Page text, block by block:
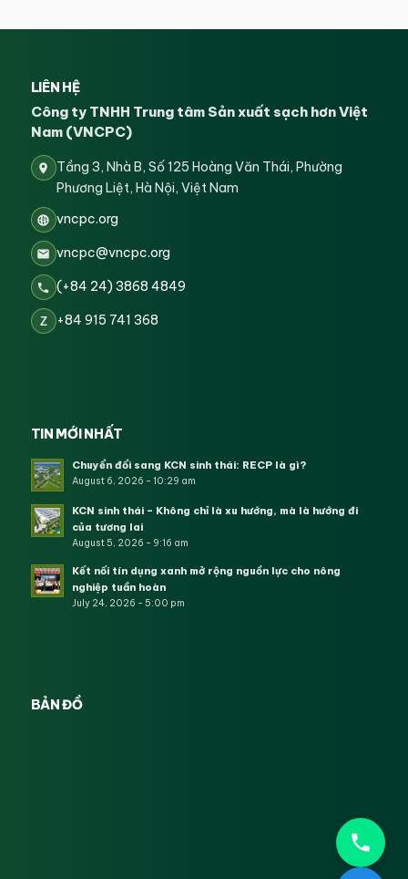
LIÊN HỆ
Công ty TNHH Trung tâm Sản xuất sạch hơn Việt
Nam (VNCPC)
Tầng 3, Nhà B, Số 125 Hoàng Văn Thái, Phường
Phương Liệt, Hà Nội, Việt Nam
vncpc.org
vncpc@vncpc.org
(+84 24) 3868 4849
Z +84 915 741 368
TIN MỚI NHẤT
Chuyển đổi sang KCN sinh thái: RECP là gì?
August 6, 2026 - 10:29 am
KCN sinh thái – Không chỉ là xu hướng, mà là hướng đi
của tương lai
August 5, 2026 - 9:16 am
Kết nối tín dụng xanh mở rộng nguồn lực cho nông
nghiệp tuần hoàn
July 24, 2026 - 5:00 pm
BẢN ĐỒ